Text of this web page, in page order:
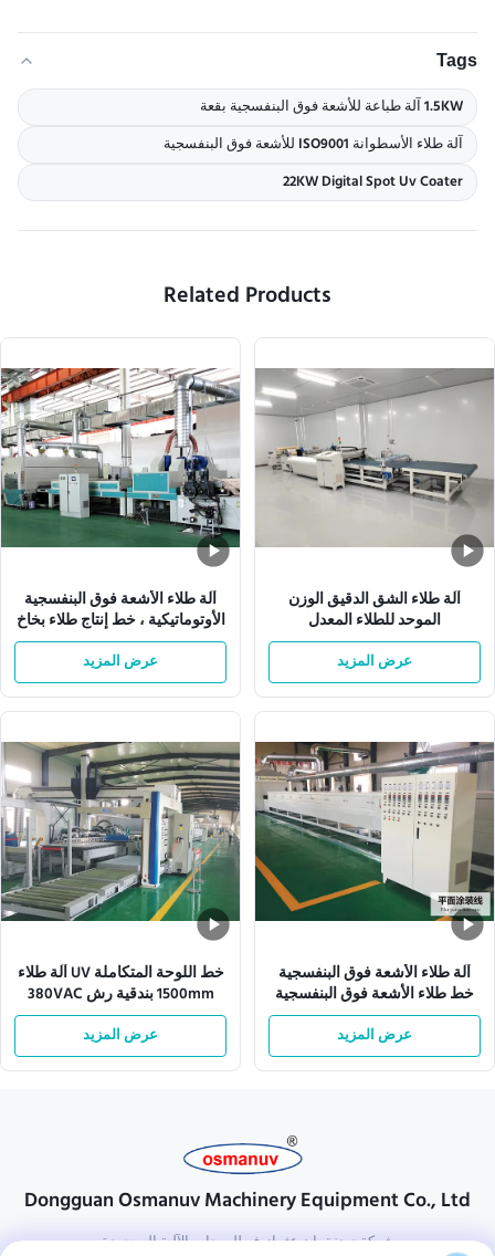
Tags
1.5KW آلة طباعة للأشعة فوق البنفسجية بقعة
آلة طلاء الأسطوانة ISO9001 للأشعة فوق البنفسجية
22KW Digital Spot Uv Coater
Related Products
آلة طلاء الشق الدقيق الوزن
الموحد للطلاء المعدل
عرض المزيد
آلة طلاء الأشعة فوق البنفسجية
الأوتوماتيكية ، خط إنتاج طلاء بخاخ
W1300mm
عرض المزيد
آلة طلاء الأشعة فوق البنفسجية
خط طلاء الأشعة فوق البنفسجية
ISO9001 L10000mm
عرض المزيد
خط اللوحة المتكاملة UV آلة طلاء
1500mm بندقية رش 380VAC
عرض المزيد
Dongguan Osmanuv Machinery Equipment Co., Ltd
شركة دونغقوان عثمانوف للمعدات الآلية المحدودة